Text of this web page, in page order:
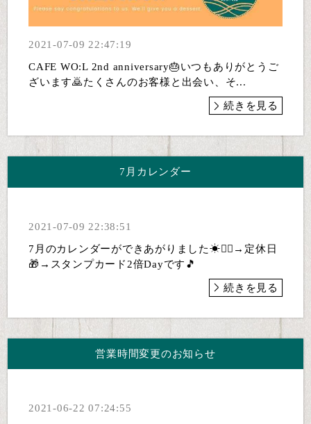
2021-07-09 22:47:19
CAFE WO:L 2nd anniversary🎂いつもありがとうご
ざいます🙇たくさんのお客様と出会い、そ...
続きを見る
7月カレンダー
2021-07-09 22:38:51
7月のカレンダーができあがりました☀🏄‍♂→定休日
🎁→スタンプカード2倍Dayです🎵
続きを見る
営業時間変更のお知らせ
2021-06-22 07:24:55